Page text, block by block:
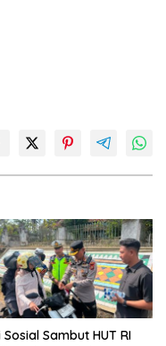
Sosial Sambut HUT RI